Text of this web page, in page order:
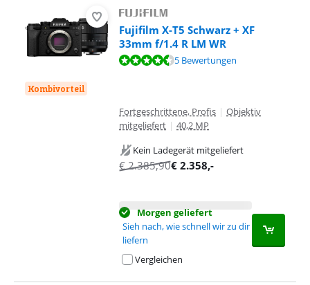
Kombivorteil
Fujifilm X-T5 Schwarz + XF
33mm f/1.4 R LM WR
Bewertet mit 8,7 von 10, basierend auf 5 Bewertungen.
5 Bewertungen
Fortgeschrittene, Profis | Objektiv
mitgeliefert | 40,2 MP
Kein Ladegerät mitgeliefert
€2.385,90€ 2.358,-
Morgen geliefert
Sieh nach, wie schnell wir zu dir
liefern
Vergleichen